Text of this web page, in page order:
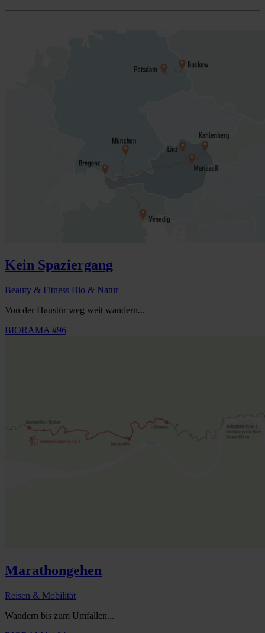
Kein Spaziergang
Beauty & Fitness Bio & Natur
Von der Haustür weg weit wandern...
BIORAMA #96
Marathongehen
Reisen & Mobilität
Wandern bis zum Umfallen...